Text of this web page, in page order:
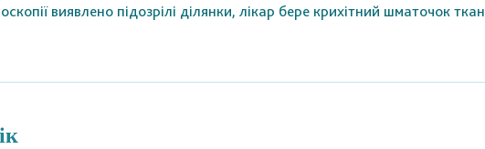
виявлено підозрілі ділянки, лікар бере крихітний шматочок